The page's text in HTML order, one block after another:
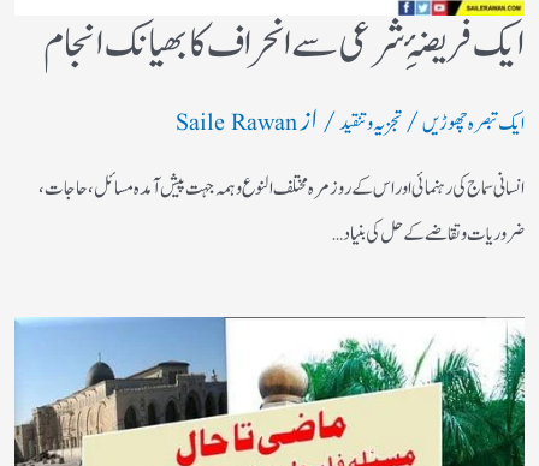
ایک فریضۂِ شرعی سے انحراف کا بھیانک انجام
ایک تبصرہ چھوڑیں/تجزیہ و تنقید/ ازSaile Rawan
انسانی سماج کی رہنمائی اور اس کے روز مرہ مختلف النوع وہمہ جہت پیش آمدہ مسائل ، حاجات ،
ضروریات وتقاضے کے حل کی بنیاد…